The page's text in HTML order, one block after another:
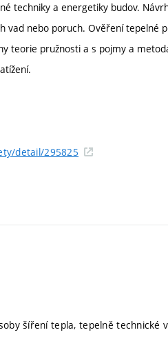
techniky a energetiky budov.
vad nebo poruch. Ověření tepelné
teorie pružnosti a s pojmy a
detail/295825
šíření tepla, tepelně technické